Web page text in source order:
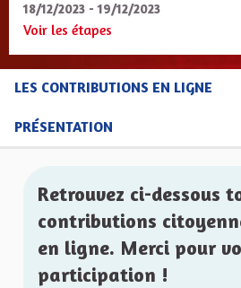
18/12/2023 - 19/12/2023
Voir les étapes
LES CONTRIBUTIONS EN LIGNE
PRÉSENTATION
Retrouvez ci-dessous
contributions
en ligne. Merci pour
participation !